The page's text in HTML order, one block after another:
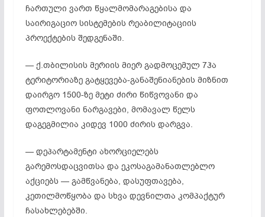
ჩართული ვართ წყალმომარაგებისა და
საირიგაციო სისტემების რეაბილიტაციის
პროექტების შედგენაში.
— ქ.თბილისის მერიის მიერ გადმოცემულ 7ჰა
ტერიტორიაზე გატყევება-განაშენიანების მიზნით
დაირგო 1500-ზე მეტი ძირი წიწვოვანი და
ფოთლოვანი ნარგავები, მომავალ წელს
დაგეგმილია კიდევ 1000 ძირის დარგვა.
— დეპარტამენტი ახორციელებს
გარემოსდაცვითსა და ეკოსაგამანათლებლო
აქციებს — გამწვანება, დასუფთავება,
კეთილმოწყობა და სხვა დევნილთა კომპაქტურ
ჩასახლებებში.